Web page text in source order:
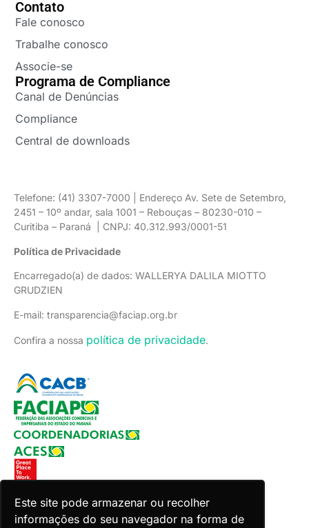
Este site pode armazenar ou recolher
informações do seu navegador na forma de
Contato
Fale conosco
Trabalhe conosco
Associe-se
Programa de Compliance
Canal de Denúncias
Compliance
Central de downloads
Telefone: (41) 3307-7000 | Endereço Av. Sete de Setembro,
2451 – 10º andar, sala 1001 – Rebouças – 80230-010 –
Curitiba – Paraná | CNPJ: 40.312.993/0001-51
Política de Privacidade
Encarregado(a) de dados: WALLERYA DALILA MIOTTO
GRUDZIEN
E-mail: transparencia@faciap.org.br
Confira a nossa política de privacidade.
Copyright 2026 Faciap. Todos os direitos reservados.